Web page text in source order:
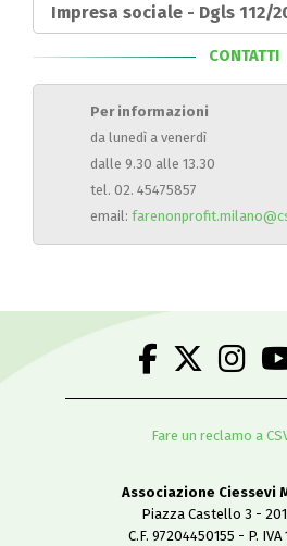
Impresa sociale - Dgls 112/
CONTATTI
Per informazioni
da lunedì a venerdì
dalle 9.30 alle 13.30
tel. 02. 45475857
email:
Fare un reclamo a
Associazione Ciessevi
Piazza Castello 3 -
C.F. 97204450155 - P. IVA